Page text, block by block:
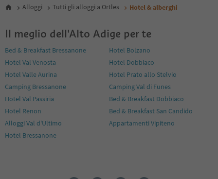
Alloggi Tutti gli alloggi a Ortles Hotel & alberghi
Il meglio dell'Alto Adige per te
Bed & Breakfast Bressanone
Hotel Bolzano
Hotel Val Venosta
Hotel Dobbiaco
Hotel Valle Aurina
Hotel Prato allo Stelvio
Camping Bressanone
Camping Val di Funes
Hotel Val Passiria
Bed & Breakfast Dobbiaco
Hotel Renon
Bed & Breakfast San Candido
Alloggi Val d'Ultimo
Appartamenti Vipiteno
Hotel Bressanone